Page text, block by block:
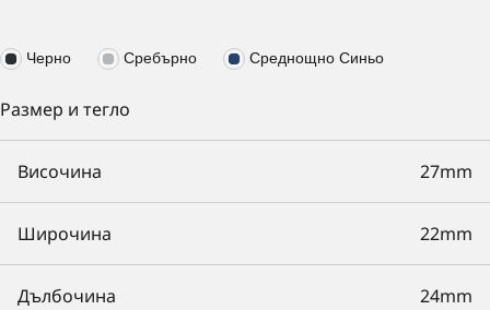
Черно Сребърно Среднощно Синьо
Размер и тегло
Височина 27mm
Широчина 22mm
Дълбочина 24mm